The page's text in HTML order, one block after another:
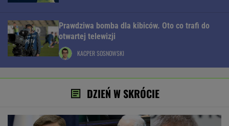
Prawdziwa bomba dla kibiców. Oto co trafi do
otwartej telewizji
KACPER SOSNOWSKI
DZIEŃ W SKRÓCIE